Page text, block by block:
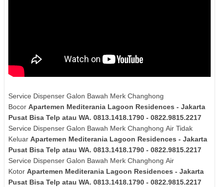
Service Dispenser Galon Bawah Merk Changhong
Bocor Apartemen Mediterania Lagoon Residences - Jakarta
Pusat Bisa Telp atau WA. 0813.1418.1790 - 0822.9815.2217
Service Dispenser Galon Bawah Merk Changhong Air Tidak
Keluar Apartemen Mediterania Lagoon Residences - Jakarta
Pusat Bisa Telp atau WA. 0813.1418.1790 - 0822.9815.2217
Service Dispenser Galon Bawah Merk Changhong Air
Kotor Apartemen Mediterania Lagoon Residences - Jakarta
Pusat Bisa Telp atau WA. 0813.1418.1790 - 0822.9815.2217